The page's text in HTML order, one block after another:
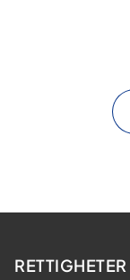
RETTIGHETER